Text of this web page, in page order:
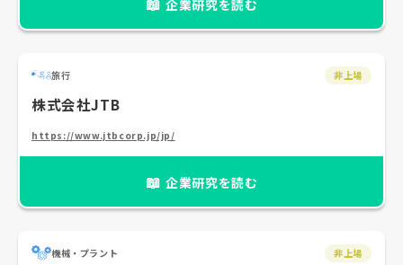
企業研究を読む
旅行 非上場
株式会社JTB
https://www.jtbcorp.jp/jp/
📖 企業研究を読む
機械・プラント 非上場